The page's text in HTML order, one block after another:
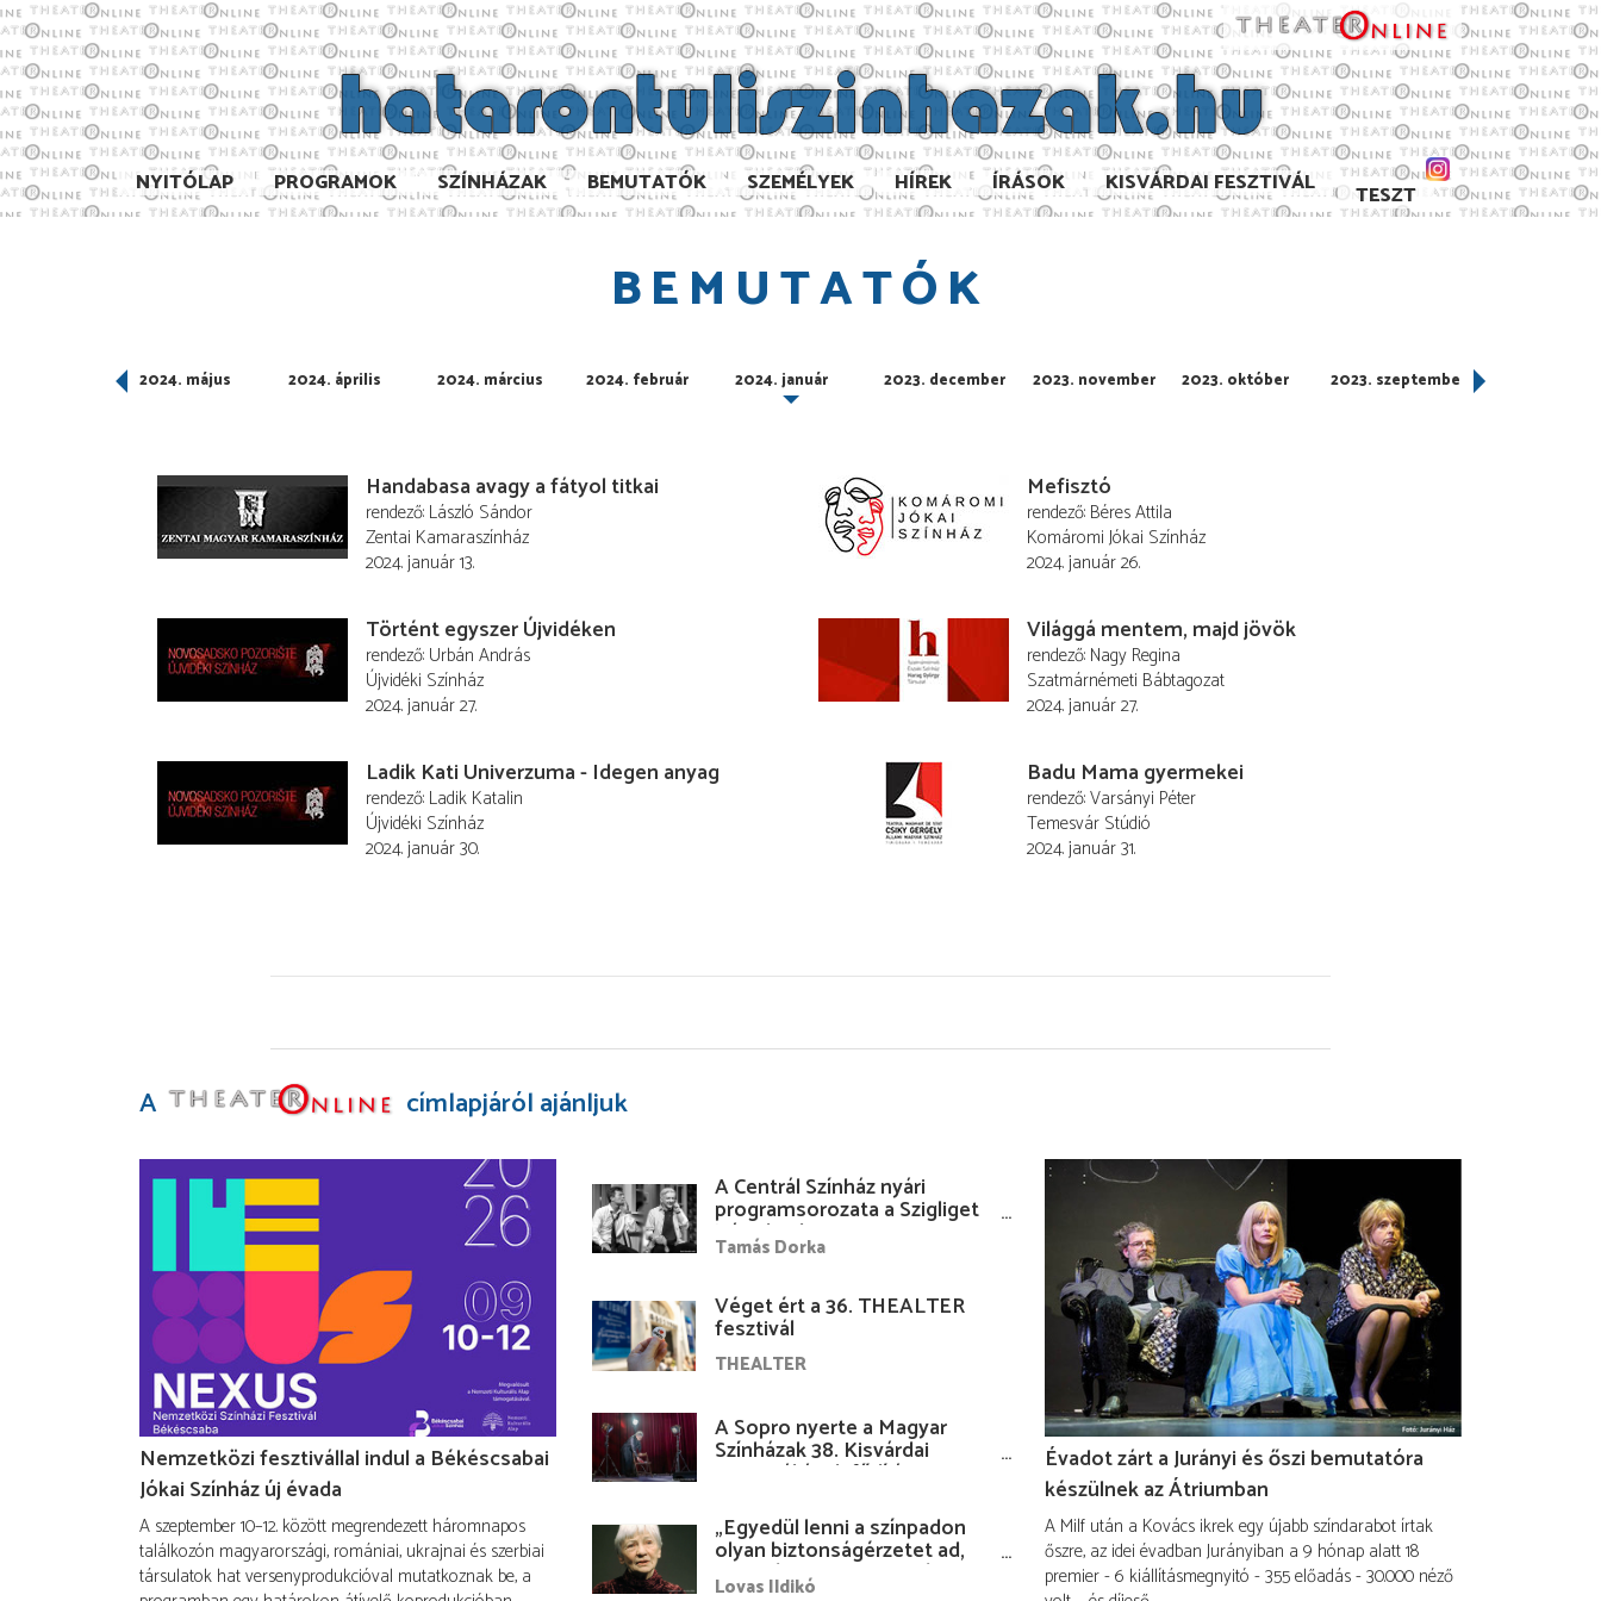
NYITÓLAP PROGRAMOK SZÍNHÁZAK BEMUTATÓK SZEMÉLYEK HÍREK ÍRÁSOK KISVÁRDAI FESZTIVÁL TESZT
BEMUTATÓK
2024. május 2024. április 2024. március 2024. február 2024. január 2023. december 2023. november 2023. október 2023. szeptember 2023. július
Handabasa avagy a fátyol titkai
rendező László Sándor
Zentai Kamaraszínház
2024. január 13.
Mefisztó
rendező Béres Attila
Komáromi Jókai Színház
2024. január 26.
Történt egyszer Újvidéken
rendező Urbán András
Újvidéki Színház
2024. január 27.
Világgá mentem, majd jövök
rendező Nagy Regina
Szatmárnémeti Bábtagozat
2024. január 27.
Ladik Kati Univerzuma - Idegen anyag
rendező Ladik Katalin
Újvidéki Színház
2024. január 30.
Badu Mama gyermekei
rendező Varsányi Péter
Temesvár Stúdió
2024. január 31.
A címlapjáról ajánljuk
Nemzetközi fesztivállal indul a Békéscsabai
Jókai Színház új évada
A szeptember 10–12. között megrendezett háromnapos
találkozón magyarországi, romániai, ukrajnai és szerbiai
társulatok hat versenyprodukcióval mutatkoznak be, a
A Centrál Színház nyári
programsorozata a Szigliget
Várudvarban
Tamás Dorka
Véget ért a 36. THEALTER
fesztivál
THEALTER
A Sopro nyerte a Magyar
Színházak 38. Kisvárdai
Fesztiváljának fődíját
„Egyedül lenni a színpadon
olyan biztonságérzetet ad,
hogy lám, mindenki más
Lovas Ildikó
Évadot zárt a Jurányi és őszi bemutatóra
készülnek az Átriumban
A Milf után a Kovács ikrek egy újabb színdarabot írtak
őszre, az idei évadban Jurányiban a 9 hónap alatt 18
premier - 6 kiállításmegnyitó - 355 előadás - 30.000 néző